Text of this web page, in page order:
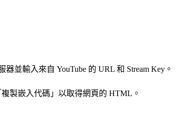
並輸入來自 YouTube 的 URL 和 Stream Key。
製嵌入代碼」以取得網頁的 HTML。